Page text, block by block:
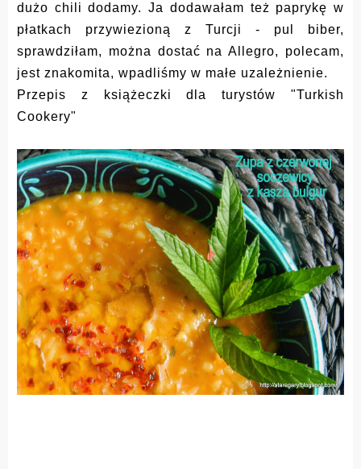
dużo chili dodamy. Ja dodawałam też paprykę w
płatkach przywiezioną z Turcji - pul biber,
sprawdziłam, można dostać na Allegro, polecam,
jest znakomita, wpadliśmy w małe uzależnienie.
Przepis z książeczki dla turystów "Turkish
Cookery"